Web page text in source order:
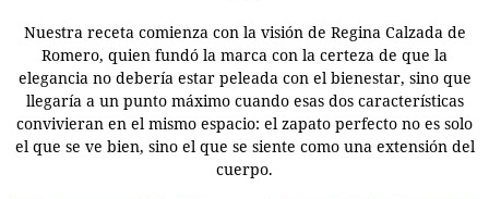
Nuestra receta comienza con la visión de Regina Calzada de
Romero, quien fundó la marca con la certeza de que la
elegancia no debería estar peleada con el bienestar, sino que
llegaría a un punto máximo cuando esas dos características
convivieran en el mismo espacio: el zapato perfecto no es solo
el que se ve bien, sino el que se siente como una extensión del
cuerpo.